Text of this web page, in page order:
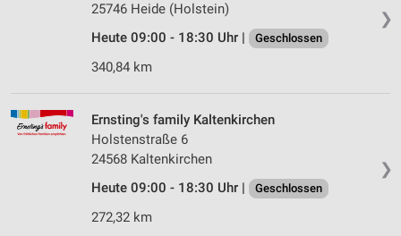
❯
25746 Heide (Holstein)
Heute 09:00 - 18:30 Uhr |
Geschlossen
340,84 km
❯
Ernsting's family Kaltenkirchen
Holstenstraße 6
24568 Kaltenkirchen
Heute 09:00 - 18:30 Uhr |
Geschlossen
272,32 km